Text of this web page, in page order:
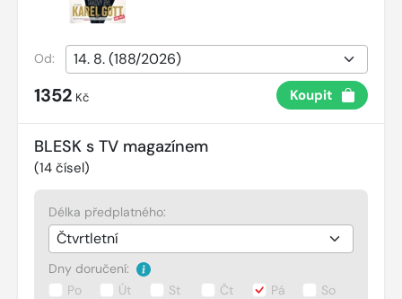
Od:
1352 Kč Koupit
BLESK s TV magazínem
(14 čísel)
Délka předplatného:
Dny doručení:
Po
Út St Čt Pá So